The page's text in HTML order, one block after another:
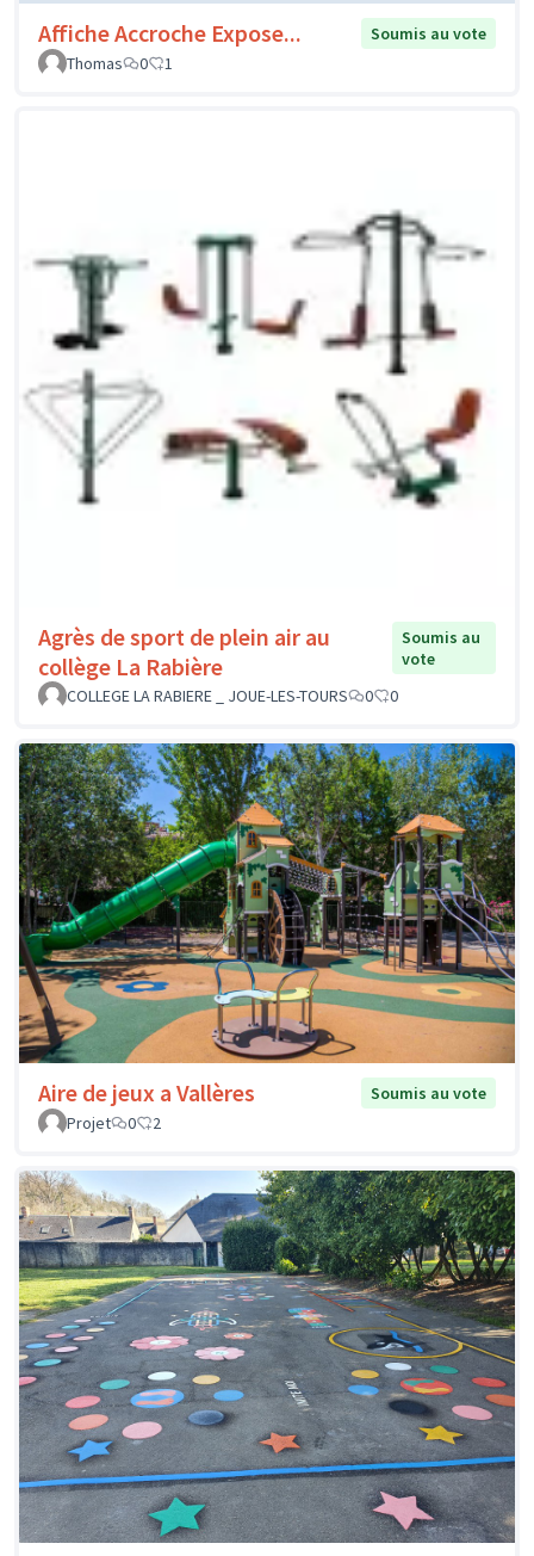
Affiche Accroche Expose...
Soumis au vote
Thomas
0 1
Agrès de sport de plein air au
collège La Rabière
Soumis au
vote
COLLEGE LA RABIERE _ JOUE-LES-TOURS
0 0
Aire de jeux a Vallères
Soumis au vote
Projet
0 2